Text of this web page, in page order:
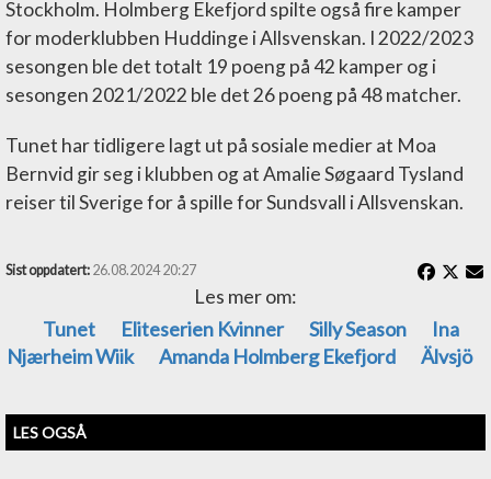
Stockholm. Holmberg Ekefjord spilte også fire kamper
for moderklubben Huddinge i Allsvenskan. I 2022/2023
sesongen ble det totalt 19 poeng på 42 kamper og i
sesongen 2021/2022 ble det 26 poeng på 48 matcher.
Tunet har tidligere lagt ut på sosiale medier at Moa
Bernvid gir seg i klubben og at Amalie Søgaard Tysland
reiser til Sverige for å spille for Sundsvall i Allsvenskan.
Sist oppdatert: 26.08.2024 20:27
Les mer om:
Tunet
Eliteserien Kvinner Silly Season
Ina
Njærheim Wiik
Amanda Holmberg Ekefjord Älvsjö
LES OGSÅ